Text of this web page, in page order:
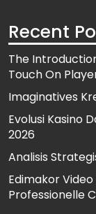
Recent
The
Touch On
Imaginatives
Evolusi Kasino
2026
Analisis
Edimakor
Professionelle